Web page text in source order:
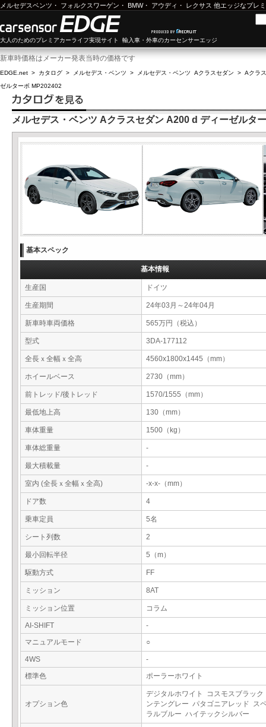
メルセデスベンツ ・ フォルクスワーゲン ・ BMW・ アウディ ・ レクサス 他エッジなプレ
大人のためのプレミアカーライフ実現サイト 輸入車・外車のカーセンサーエッジ
新車時価格はメーカー発表当時の価格です
EDGE.net > カタログ > メルセデス・ベンツ > メルセデス・ベンツ Aクラスセダン > Aクラ
ゼルターボ MP202402
メルセデス・ベンツ Aクラスセダン A200 d ディーゼルタ
基本スペック
基本情報
生産国 ドイツ
生産期間 24年03月～24年04月
新車時車両価格 565万円（税込）
型式 3DA-177112
全長ｘ全幅ｘ全高 4560x1800x1445（mm）
ホイールベース 2730（mm）
前トレッド/後トレッド 1570/1555（mm）
最低地上高 130（mm）
車体重量 1500（kg）
車体総重量 -
最大積載量 -
室内 (全長ｘ全幅ｘ全高) -x-x-（mm）
ドア数 4
乗車定員 5名
シート列数 2
最小回転半径 5（m）
駆動方式 FF
ミッション 8AT
ミッション位置 コラム
AI-SHIFT
-
マニュアルモード
○
4WS
-
標準色
ポーラーホワイト
オプション色
デジタルホワイト コスモスブラッ
ンテングレー パタゴニアレッド ス
ラルブルー ハイテックシルバー